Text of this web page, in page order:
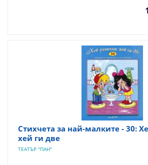
Стихчета за най-малките - 30:
хей ги две
ТЕАТЪР "ПАН"